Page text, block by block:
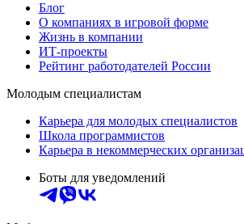
Блог
О компаниях в игровой форме
Жизнь в компании
ИТ-проекты
Рейтинг работодателей России
Молодым специалистам
Карьера для молодых специалистов
Школа программистов
Карьера в некоммерческих
Боты для уведомлений